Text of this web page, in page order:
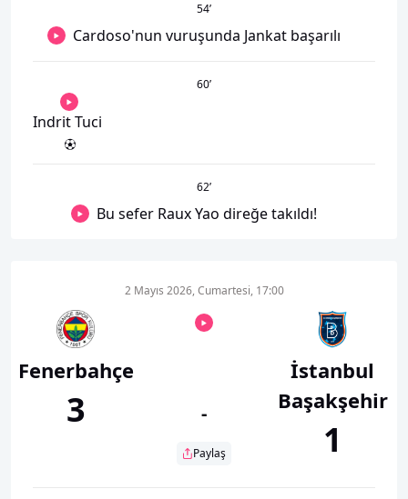
54’
Cardoso'nun vuruşunda Jankat başarılı
60’
Indrit Tuci
62’
Bu sefer Raux Yao direğe takıldı!
Fenerbahçe
3
2 Mayıs 2026, Cumartesi, 17:00
-
Paylaş
İstanbul
Başakşehir
1